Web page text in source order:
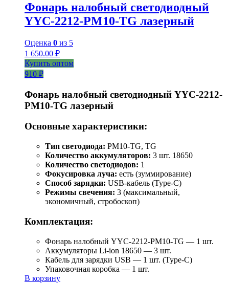
Фонарь налобный светодиодный
YYC-2212-PM10-TG лазерный
Оценка 0 из 5
1 650.00 ₽
Купить оптом
910 ₽
Фонарь налобный светодиодный YYC-2212-
PM10-TG лазерный
Основные характеристики:
Тип светодиода: PM10-TG, TG
Количество аккумуляторов: 3 шт. 18650
Количество светодиодов: 1
Фокусировка луча: есть (зуммирование)
Способ зарядки: USB-кабель (Type-C)
Режимы свечения: 3 (максимальный,
экономичный, стробоскоп)
Комплектация:
Фонарь налобный YYC-2212-PM10-TG — 1 шт.
Аккумуляторы Li-ion 18650 — 3 шт.
Кабель для зарядки USB — 1 шт. (Type-C)
Упаковочная коробка — 1 шт.
В корзину